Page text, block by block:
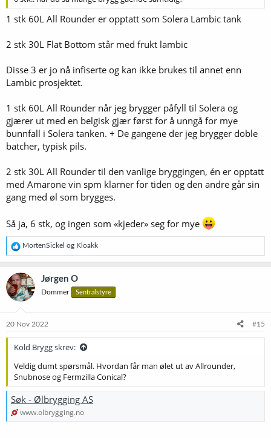
1 stk 60L All Rounder er opptatt som Solera Lambic tank
2 stk 30L Flat Bottom står med frukt lambic
Disse 3 er jo nå infiserte og kan ikke brukes til annet enn
Lambic prosjektet.
1 stk 60L All Rounder når jeg brygger påfyll til Solera og
gjærer ut med en belgisk gjær først for å unngå for mye
bunnfall i Solera tanken. + De gangene der jeg brygger doble
batcher, typisk pils.
2 stk 30L All Rounder til den vanlige bryggingen, én er opptatt
med Amarone vin spm klarner for tiden og den andre går sin
gang med øl som brygges.
Så ja, 6 stk, og ingen som «kjeder» seg for mye
R
e
a
k
s
j
o
e
MortenSickel og Kloakk
Jørgen O
Dommer Sentralstyre
20 Nov 2022 #15
Kold Brygg skrev:
Veldig dumt spørsmål. Hvordan får man ølet ut av Allrounder,
Snubnose og Fermzilla Conical?
Søk - Ølbrygging AS
www.olbrygging.no